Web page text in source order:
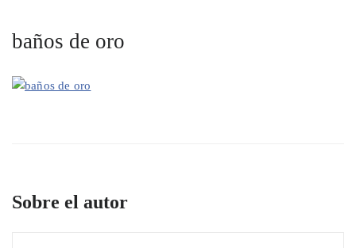
baños de oro
Sobre el autor